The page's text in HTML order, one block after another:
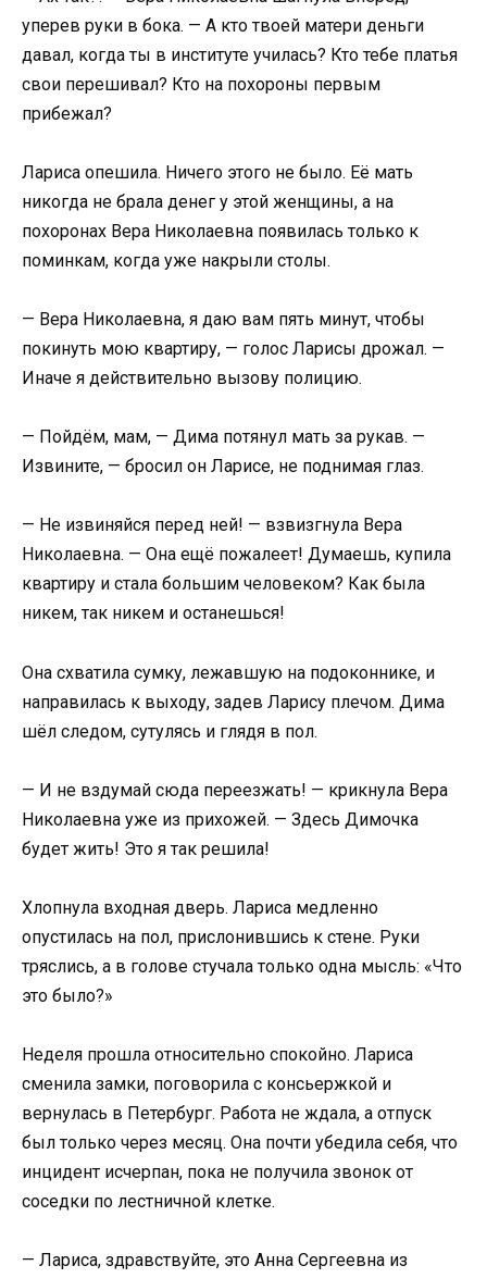
уперев руки в бока. — А кто твоей матери деньги
давал, когда ты в институте училась? Кто тебе платья
свои перешивал? Кто на похороны первым
прибежал?
Лариса опешила. Ничего этого не было. Её мать
никогда не брала денег у этой женщины, а на
похоронах Вера Николаевна появилась только к
поминкам, когда уже накрыли столы.
— Вера Николаевна, я даю вам пять минут, чтобы
покинуть мою квартиру, — голос Ларисы дрожал. —
Иначе я действительно вызову полицию.
— Пойдём, мам, — Дима потянул мать за рукав. —
Извините, — бросил он Ларисе, не поднимая глаз.
— Не извиняйся перед ней! — взвизгнула Вера
Николаевна. — Она ещё пожалеет! Думаешь, купила
квартиру и стала большим человеком? Как была
никем, так никем и останешься!
Она схватила сумку, лежавшую на подоконнике, и
направилась к выходу, задев Ларису плечом. Дима
шёл следом, сутулясь и глядя в пол.
— И не вздумай сюда переезжать! — крикнула Вера
Николаевна уже из прихожей. — Здесь Димочка
будет жить! Это я так решила!
Хлопнула входная дверь. Лариса медленно
опустилась на пол, прислонившись к стене. Руки
тряслись, а в голове стучала только одна мысль: «Что
это было?»
Неделя прошла относительно спокойно. Лариса
сменила замки, поговорила с консьержкой и
вернулась в Петербург. Работа не ждала, а отпуск
был только через месяц. Она почти убедила себя, что
инцидент исчерпан, пока не получила звонок от
соседки по лестничной клетке.
— Лариса, здравствуйте, это Анна Сергеевна из